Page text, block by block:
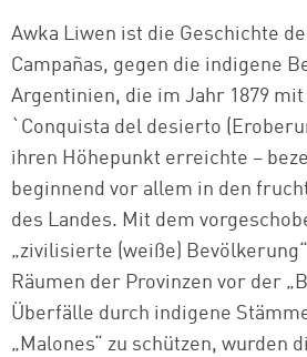
Awka Liwen ist die Geschichte
Campañas, gegen die indigene
Argentinien, die im Jahr 1879
`Conquista del desierto
ihren Höhepunkt erreichte –
beginnend vor allem in den
des Landes. Mit dem
„zivilisierte (weiße)
Räumen der Provinzen vor der
Überfälle durch indigene
„Malones“ zu schützen, wurden